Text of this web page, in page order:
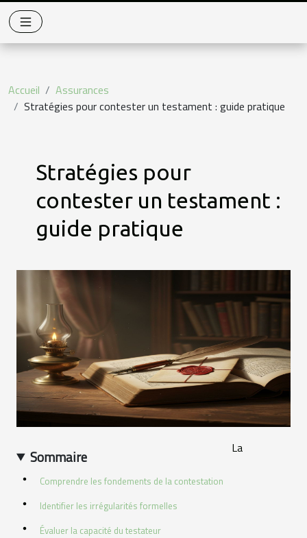
Accueil
Assurances
Stratégies pour contester un testament : guide pratique
Stratégies pour
contester un testament :
guide pratique
Sommaire
Comprendre les fondements de la contestation
Identifier les irrégularités formelles
Évaluer la capacité du testateur
La